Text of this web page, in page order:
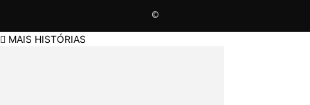
©
MAIS HISTÓRIAS